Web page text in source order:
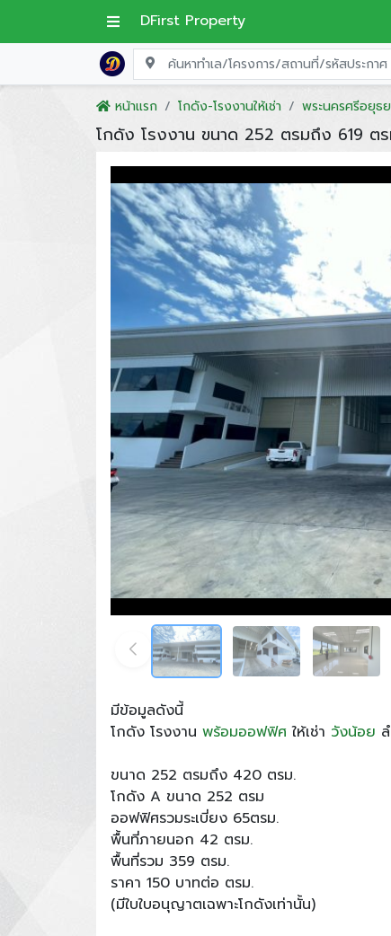
DFirst Property
หน้าแรก โกดัง-โรงงานให้เช่า พระนครศรีอยุธ
โกดัง โรงงาน ขนาด 252 ตรมถึง 619 ต
มีข้อมูลดังนี้
โกดัง โรงงาน พร้อมออฟฟิศให้เช่า วังน้อย
ขนาด 252 ตรมถึง 420 ตรม.
โกดัง A ขนาด 252 ตรม
ออฟฟิศรวมระเบี่ยง 65ตรม.
พื้นที่ภายนอก 42 ตรม.
พื้นที่รวม 359 ตรม.
ราคา 150 บาทต่อ ตรม.
(มีใบใบอนุญาตเฉพาะโกดังเท่านั้น)